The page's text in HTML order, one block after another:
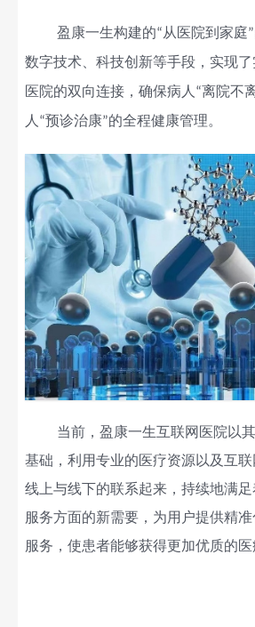
盈康一生构建的“从医院到家庭”
数字技术、科技创新等手段，实现
医院的双向连接，确保病人 “离院不
人 “预诊治康”的全程健康管理。
当前，盈康一生互联网医院以
基础，利用专业的医疗资源以及互
线上与线下的联系起来，持续地满
服务方面的新需要，为用户提供精
服务，使患者能够获得更加优质的医